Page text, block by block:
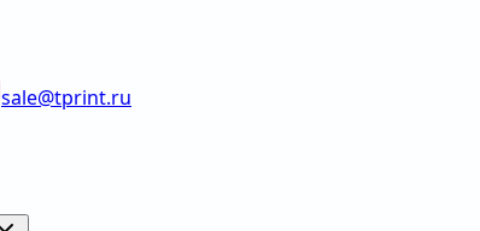
sale@tprint.ru